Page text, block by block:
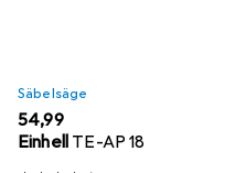
Säbelsäge
EUR
54,99
Einhell TE-AP 18